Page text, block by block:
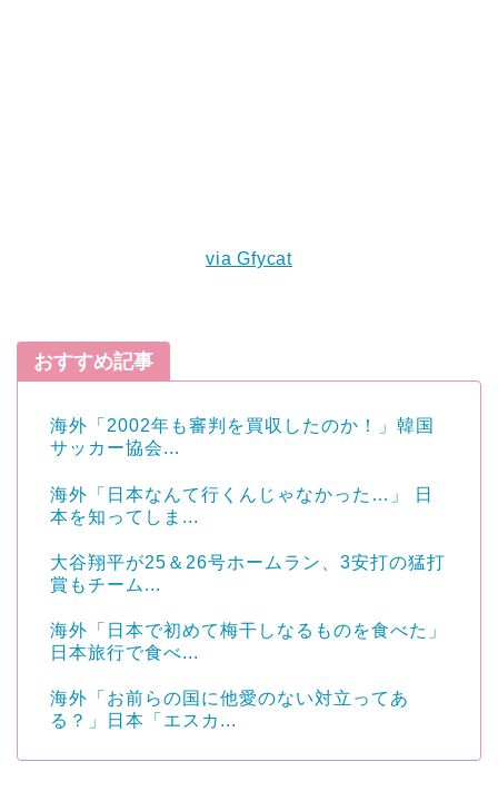
via Gfycat
おすすめ記事
海外「2002年も審判を買収したのか！」韓国
サッカー協会...
海外「日本なんて行くんじゃなかった…」 日
本を知ってしま...
大谷翔平が25＆26号ホームラン、3安打の猛打
賞もチーム...
海外「日本で初めて梅干しなるものを食べた」
日本旅行で食べ...
海外「お前らの国に他愛のない対立ってあ
る？」日本「エスカ...